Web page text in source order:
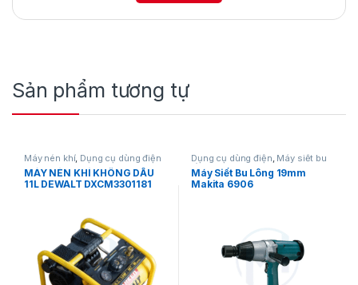
Đặc Điểm Nổi Bật
Sản phẩm tương tự
Máy nén khí, Dụng cụ dùng điện
MÁY NÉN KHÍ KHÔNG DẦU
11L DEWALT DXCM3301181
Dụng cụ dùng điện Máy siết bu
lông
Máy Siết Bu Lông 19mm
Makita 6906